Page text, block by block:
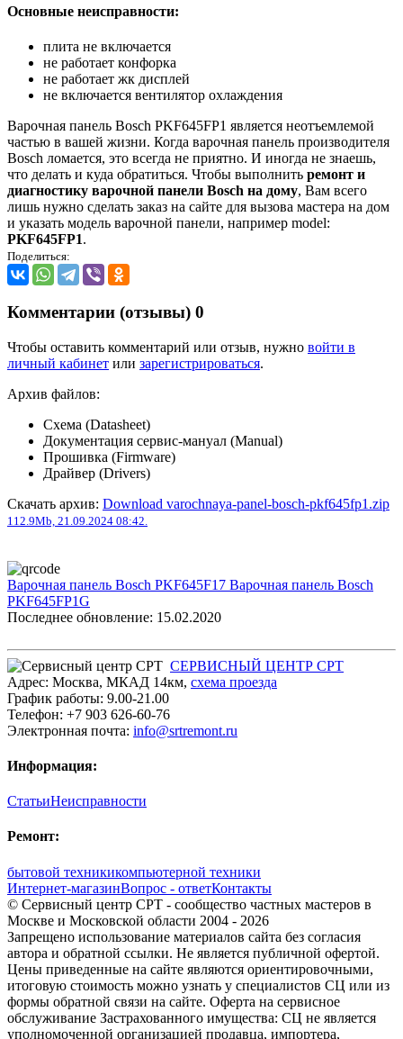
Основные неисправности:
плита не включается
не работает конфорка
не работает жк дисплей
не включается вентилятор охлаждения
Варочная панель Bosch PKF645FP1 является неотъемлемой
частью в вашей жизни. Когда варочная панель производителя
Bosch ломается, это всегда не приятно. И иногда не знаешь,
что делать и куда обратиться. Чтобы выполнить ремонт и
диагностику варочной панели Bosch на дому, Вам всего
лишь нужно сделать заказ на сайте для вызова мастера на дом
и указать модель варочной панели, например model:
PKF645FP1.
Поделиться:
Комментарии (отзывы) 0
Чтобы оставить комментарий или отзыв, нужно войти в
личный кабинет или зарегистрироваться.
Архив файлов:
Схема (Datasheet)
Документация сервис-мануал (Manual)
Прошивка (Firmware)
Драйвер (Drivers)
Скачать архив: Download varochnaya-panel-bosch-pkf645fp1.zip
112.9Mb, 21.09.2024 08:42.
Варочная панель Bosch PKF645F17 Варочная панель Bosch
PKF645FP1G
Последнее обновление: 15.02.2020
СЕРВИСНЫЙ ЦЕНТР СРТ
Адрес: Москва, МКАД 14км, cхема проезда
График работы: 9.00-21.00
Телефон: +7 903 626-60-76
Электронная почта: info@srtremont.ru
Информация:
СтатьиНеисправности
Ремонт:
бытовой техникикомпьютерной техники
Интернет-магазинВопрос - ответКонтакты
© Сервисный центр СРТ - сообщество частных мастеров в
Москве и Московской области 2004 - 2026
Запрещено использование материалов сайта без согласия
автора и обратной ссылки. Не является публичной офертой.
Цены приведенные на сайте являются ориентировочными,
итоговую стоимость можно узнать у специалистов СЦ или из
формы обратной связи на сайте. Оферта на сервисное
обслуживание Застрахованного имущества: СЦ не является
уполномоченной организацией продавца, импортера,